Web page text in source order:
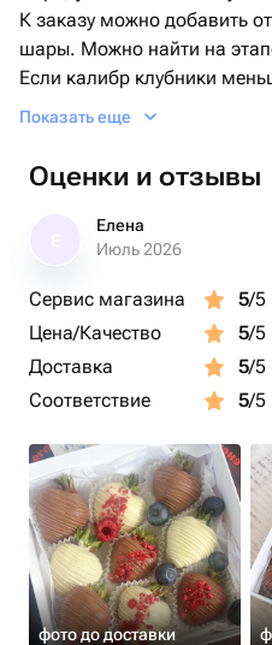
К заказу можно добавить
шары. Можно найти на
Если калибр клубники
добавляем до нужного
Показать еще
Оценки и отзывы
Елена
Июль 2026
Сервис магазина 5/5
Цена/Качество
5/5
Доставка
5/5
Соответствие
5/5
фото до доставки